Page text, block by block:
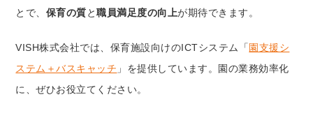
とで、 保育の質と職員満足度の向上が期待できます。
VISH株式会社では、保育施設向けのICTシステム「園支援シ
ステム＋バスキャッチ 」を提供しています。園の業務効率化
に、ぜひお役立てください。